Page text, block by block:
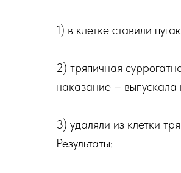
1) в клетке ставили
2) тряпичная
наказание –
3) удаляли из клетки
Результаты: